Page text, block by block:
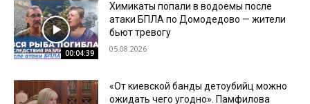
00:04:39
Химикаты попали в водоемы после
атаки БПЛА по Домодедово — жители
бьют тревогу
05.08.2026
«От киевской банды детоубийц можно
ожидать чего угодно». Памфилова